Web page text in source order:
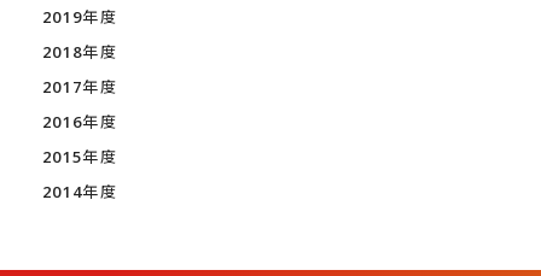
2019年度
2018年度
2017年度
2016年度
2015年度
2014年度